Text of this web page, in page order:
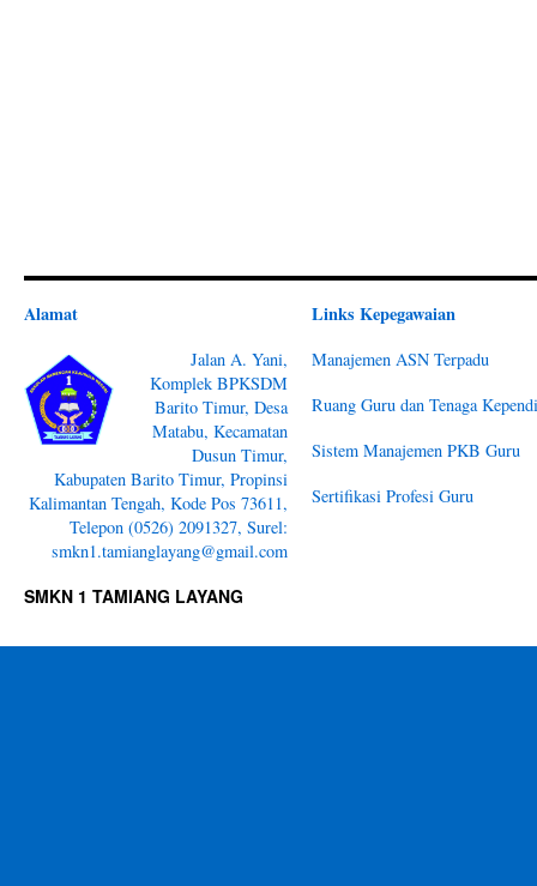
Alamat
Jalan A. Yani,
Komplek BPKSDM
Barito Timur, Desa
Matabu, Kecamatan
Dusun Timur,
Kabupaten Barito Timur, Propinsi
Kalimantan Tengah, Kode Pos 73611,
Telepon (0526) 2091327, Surel:
smkn1.tamianglayang@gmail.com
Links Kepegawaian
Manajemen ASN Terpadu
Ruang Guru dan Tenaga
Sistem Manajemen PKB Guru
Sertifikasi Profesi Guru
SMKN 1 TAMIANG LAYANG